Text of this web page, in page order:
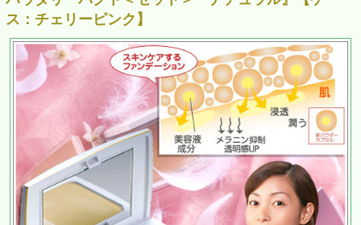
ス：チェリーピンク】